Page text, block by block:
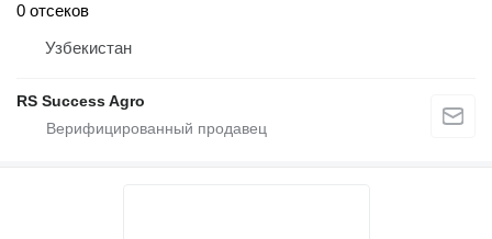
0 отсеков
Узбекистан
RS Success Agro